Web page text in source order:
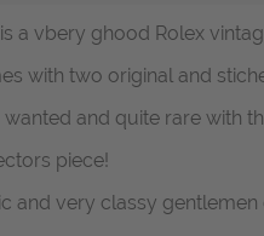
a vbery ghood Rolex
with two original and
wanted and quite rare with
piece!
and very classy